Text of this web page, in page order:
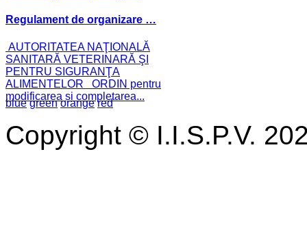
Regulament de organizare …
AUTORITATEA NAŢIONALĂ
SANITARĂ VETERINARĂ ŞI
PENTRU SIGURANŢA
ALIMENTELOR ORDIN pentru
modificarea și completarea...
blue green orange red
Copyright © I.I.S.P.V.